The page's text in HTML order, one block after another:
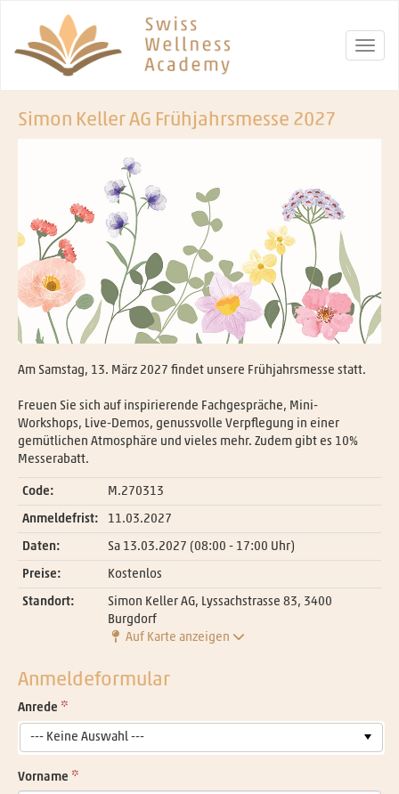
Simon Keller AG Frühjahrsmesse 2027
Am Samstag, 13. März 2027 findet unsere Frühjahrsmesse statt.
Freuen Sie sich auf inspirierende Fachgespräche, Mini-
Workshops, Live-Demos, genussvolle Verpflegung in einer
gemütlichen Atmosphäre und vieles mehr. Zudem gibt es 10%
Messerabatt.
Code: M.270313
Anmeldefrist: 11.03.2027
Daten: Sa 13.03.2027 (08:00 - 17:00 Uhr)
Preise: Kostenlos
Standort:
Simon Keller AG, Lyssachstrasse 83, 3400
Burgdorf
Auf Karte anzeigen
Anmeldeformular
Anrede
--- Keine Auswahl ---
Vorname